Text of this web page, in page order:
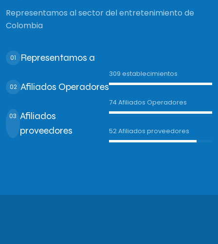
Representamos al sector del entretenimiento de
Colombia
01 Representamos a
02 Afiliados Operadores
03 Afiliados
proveedores
309 establecimientos
74 Afiliados Operadores
52 Afiliados proveedores